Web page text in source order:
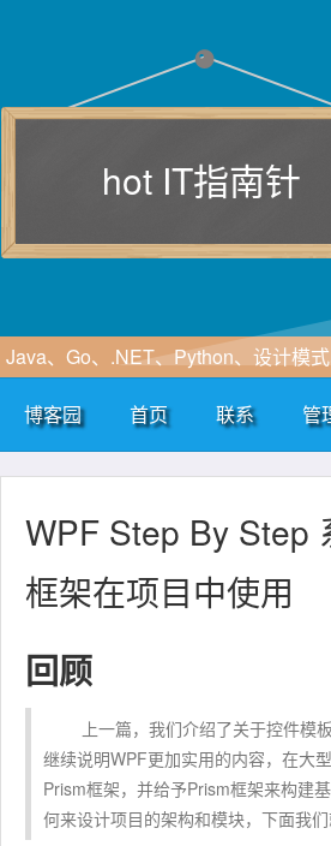
hot IT指南针
Java、Go、.NET、Python、设计模
WF、SAAS、EIP、ERP、HIS、B2B
业咨询及解决方案
博客园 首页 联系 管
WPF Step By Step
框架在项目中使用
回顾
上一篇，我们介绍了关于控件模
继续说明WPF更加实用的内容，在大
Prism框架，并给予Prism框架来构建
何来设计项目的架构和模块，下面我们